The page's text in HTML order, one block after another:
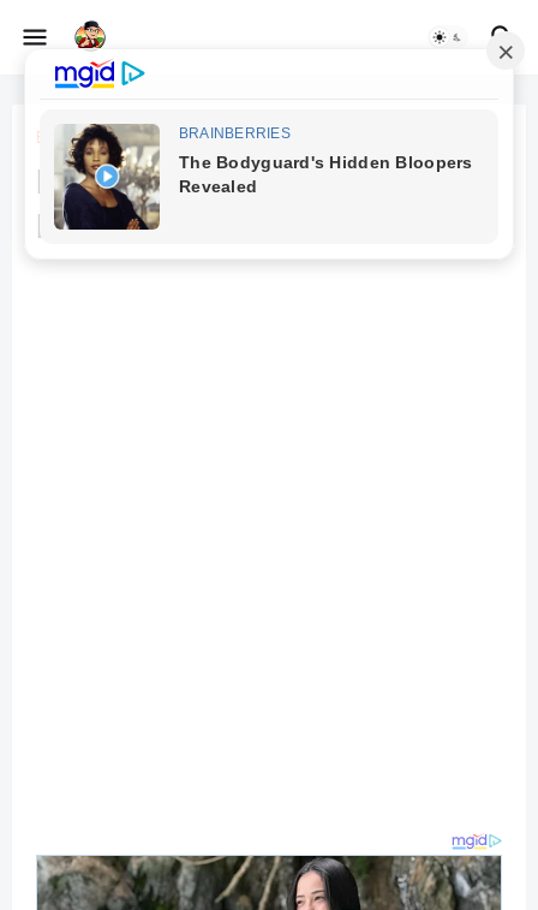
Beranda arkeolog
Misteri Gunung Padang dan
Benua Atlantis